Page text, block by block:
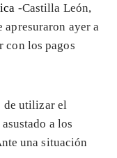
-Castilla León,
ayer a
con los pagos
de utilizar el
a los
una situación